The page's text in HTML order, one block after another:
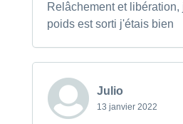
Relâchement et libération,
poids est sorti j'étais bien
Julio
13 janvier 2022